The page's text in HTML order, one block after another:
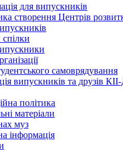
для випускників
створення Центрів
самоврядування
випускників та друзів
політика
матеріали
муз
інформація